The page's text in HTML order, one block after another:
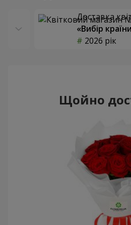
Доставка
«Вибір
2026 рік
Щойно